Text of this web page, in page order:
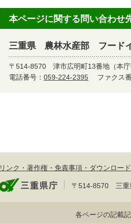
本ページに関する問い合わせ
三重県 農林水産部 フード
〒514-8570 津市広明町13番地（本庁
電話番号： 059-224-2395 ファクス
リンク・著作権・免責事項・ダウンロード
〒514-8570 三重
各ページの記載